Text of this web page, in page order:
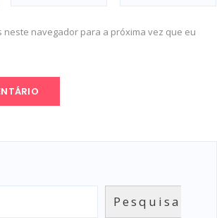
neste navegador para a próxima vez que eu
Pesquisar